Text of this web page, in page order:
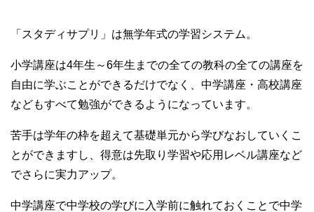
「スタディサプリ」は無学年式の学習システム。
小学講座は4年生～6年生までの全ての教科の全ての講座を
自由に学ぶことができるだけでなく、中学講座・高校講座
などもすべて勉強ができるようになっています。
苦手は学年の枠を超えて基礎単元から学びなおしていくこ
とができますし、得意は先取り学習や応用レベル講座など
でさらに実力アップ。
中学講座で中学校の学びに入学前に触れておくことで中学